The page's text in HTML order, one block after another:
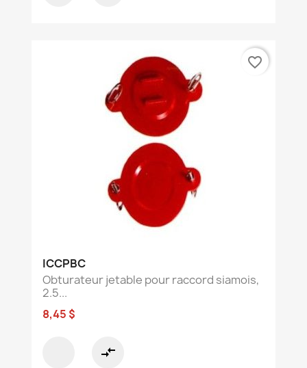
ICCPBC
Obturateur jetable pour raccord siamois,
2.5...
8,45 $
compare_arrows
favorite_border